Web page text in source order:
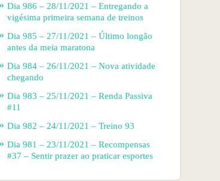
Dia 986 – 28/11/2021 – Entregando a
vigésima primeira semana de treinos
Dia 985 – 27/11/2021 – Último longão
antes da meia maratona
Dia 984 – 26/11/2021 – Nova atividade
chegando
Dia 983 – 25/11/2021 – Renda Passiva
#11
Dia 982 – 24/11/2021 – Treino 93
Dia 981 – 23/11/2021 – Recompensas
#37 – Sentir prazer ao praticar esportes